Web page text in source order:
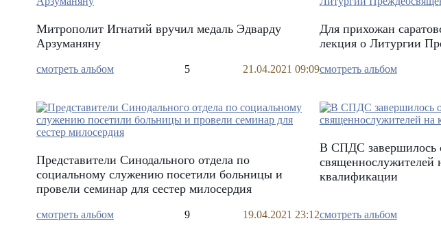
Митрополит Игнатий вручил медаль Эдварду
Арзуманяну
смотреть альбом 5 21.04.2021 09:09
Для прихожан
лекция о Литургии
смотреть альбом
Представители Синодального отдела по
социальному служению посетили больницы и
провели семинар для сестер милосердия
смотреть альбом 9 19.04.2021 23:12
В СПДС завершилось
священнослужителей
квалификации
смотреть альбом